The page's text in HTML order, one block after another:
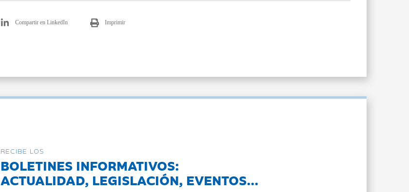
Compartir en LinkedIn Imprimir
RECIBE LOS
BOLETINES INFORMATIVOS:
ACTUALIDAD, LEGISLACIÓN, EVENTOS...